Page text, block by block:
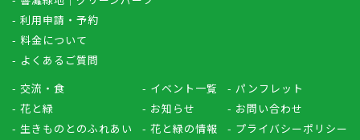
- 利用申請・予約
- 料金について
- よくあるご質問
- 交流・食
- 花と緑
- 生きものとのふれあい
- イベント一覧
- お知らせ
- 花と緑の情報
- パンフレット
- お問い合わせ
- プライバシーポリシー